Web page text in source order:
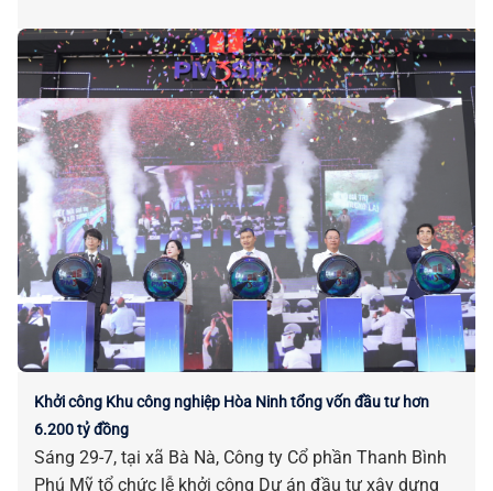
Khởi công Khu công nghiệp Hòa Ninh tổng vốn đầu tư hơn
6.200 tỷ đồng
Sáng 29-7, tại xã Bà Nà, Công ty Cổ phần Thanh Bình
Phú Mỹ tổ chức lễ khởi công Dự án đầu tư xây dựng